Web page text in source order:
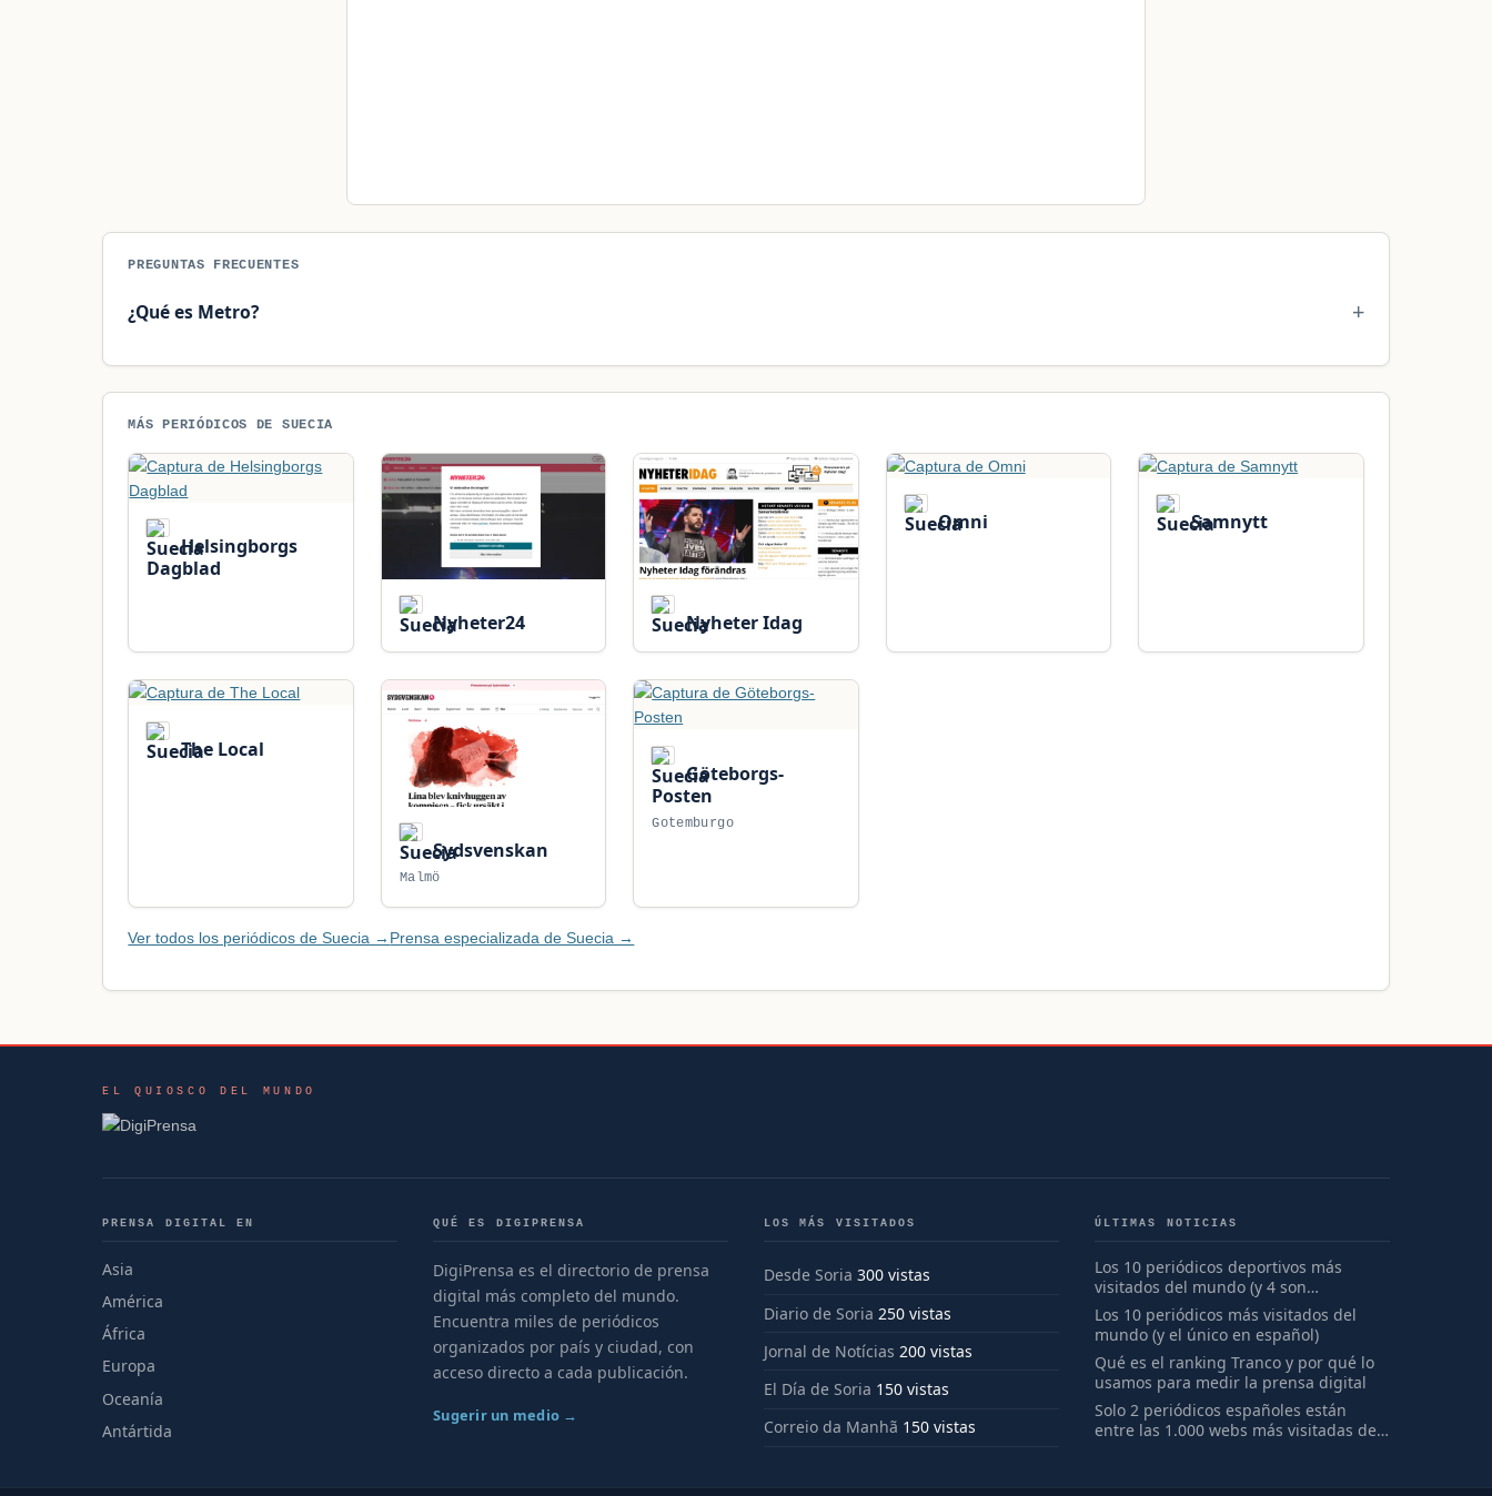
PREGUNTAS FRECUENTES
¿Qué es Metro?
MÁS PERIÓDICOS DE SUECIA
Helsingborgs
Dagblad
Nyheter24 Nyheter Idag
Omni Samnytt
The Local
Sydsvenskan
Malmö
Göteborgs-
Posten
Gotemburgo
Ver todos los periódicos de Suecia → Prensa especializada de Suecia →
EL QUIOSCO DEL MUNDO
PRENSA DIGITAL EN
Asia
América
África
Europa
Oceanía
Antártida
QUÉ ES DIGIPRENSA
DigiPrensa es el directorio de prensa
digital más completo del mundo.
Encuentra miles de periódicos
organizados por país y ciudad, con
acceso directo a cada publicación.
Sugerir un medio →
LOS MÁS VISITADOS
Desde Soria 300 vistas
Diario de Soria 250 vistas
Jornal de Notícias 200 vistas
El Día de Soria 150 vistas
Correio da Manhã 150 vistas
ÚLTIMAS NOTICIAS
Los 10 periódicos deportivos más
visitados del mundo (y 4 son
españoles)
Los 10 periódicos más visitados del
mundo (y el único en español)
Qué es el ranking Tranco y por qué lo
usamos para medir la prensa digital
Solo 2 periódicos españoles están
entre las 1.000 webs más visitadas del